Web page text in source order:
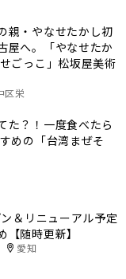
親・やなせたかし初
屋へ。「やなせたか
ごっこ」松坂屋美術
区栄
た？！一度食べたら
めの「台湾まぜそ
＆リニューアル予定
随時更新】
愛知